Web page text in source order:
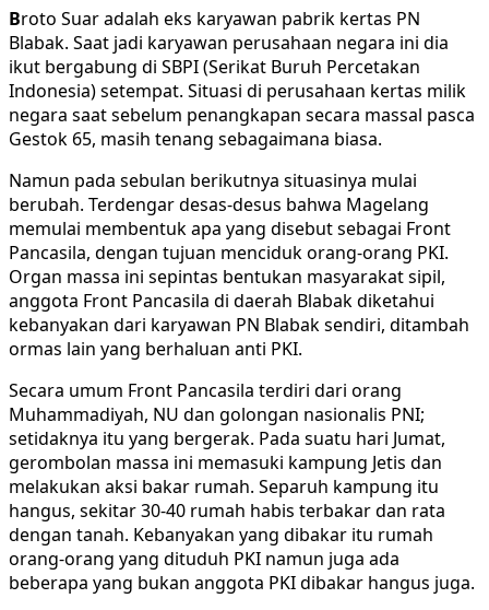
Broto Suar adalah eks karyawan pabrik kertas PN
Blabak. Saat jadi karyawan perusahaan negara ini dia
ikut bergabung di SBPI (Serikat Buruh Percetakan
Indonesia) setempat. Situasi di perusahaan kertas milik
negara saat sebelum penangkapan secara massal pasca
Gestok 65, masih tenang sebagaimana biasa.
Namun pada sebulan berikutnya situasinya mulai
berubah. Terdengar desas-desus bahwa Magelang
memulai membentuk apa yang disebut sebagai Front
Pancasila, dengan tujuan menciduk orang-orang PKI.
Organ massa ini sepintas bentukan masyarakat sipil,
anggota Front Pancasila di daerah Blabak diketahui
kebanyakan dari karyawan PN Blabak sendiri, ditambah
ormas lain yang berhaluan anti PKI.
Secara umum Front Pancasila terdiri dari orang
Muhammadiyah, NU dan golongan nasionalis PNI;
setidaknya itu yang bergerak. Pada suatu hari Jumat,
gerombolan massa ini memasuki kampung Jetis dan
melakukan aksi bakar rumah. Separuh kampung itu
hangus, sekitar 30-40 rumah habis terbakar dan rata
dengan tanah. Kebanyakan yang dibakar itu rumah
orang-orang yang dituduh PKI namun juga ada
beberapa yang bukan anggota PKI dibakar hangus juga.